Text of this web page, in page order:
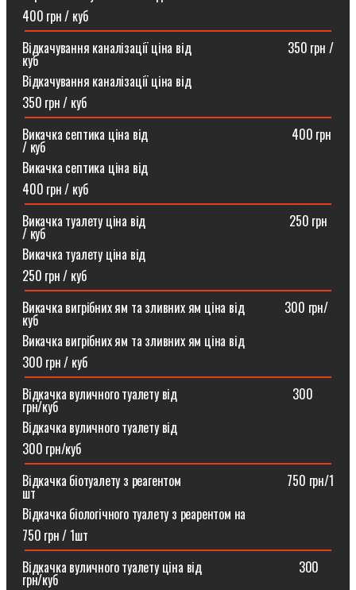
400 грн / куб
Відкачування каналізації ціна від ⠀⠀⠀⠀⠀⠀⠀⠀⠀⠀350 грн /
куб
Відкачування каналізації ціна від
350 грн / куб
Викачка септика ціна від ⠀⠀⠀⠀⠀⠀⠀⠀⠀⠀⠀⠀⠀⠀⠀400 грн
/ куб
Викачка септика ціна від
400 грн / куб
Викачка туалету ціна від ⠀⠀⠀⠀⠀⠀⠀⠀⠀⠀⠀⠀⠀⠀⠀250 грн
/ куб⠀
Викачка туалету ціна від
250 грн / куб
Викачка вигрібних ям та зливних ям ціна від ⠀⠀⠀⠀300 грн/
куб
Викачка вигрібних ям та зливних ям ціна від
300 грн / куб
Відкачка вуличного туалету від ⠀⠀⠀⠀⠀⠀⠀⠀⠀⠀⠀⠀300
грн/куб
Відкачка вуличного туалету від
300 грн/куб
Відкачка біотуалету з реагентом ⠀⠀⠀⠀⠀⠀⠀⠀⠀⠀⠀750 грн/1
шт
Відкачка біологічного туалету з реарентом на
750 грн / 1шт
Відкачка вуличного туалету ціна від ⠀⠀⠀⠀⠀⠀⠀⠀⠀⠀300
грн/куб